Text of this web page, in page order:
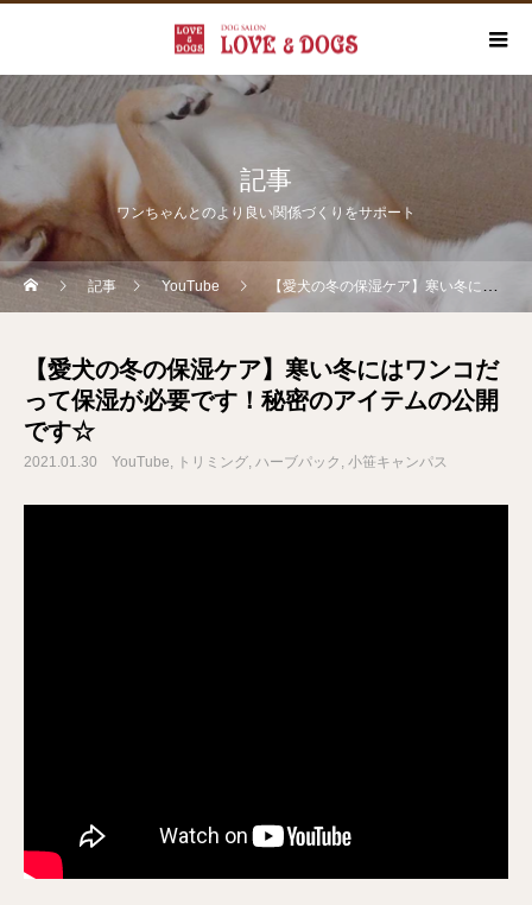
記事
ワンちゃんとのより良い関係づくりをサポート
記事 YouTube 【愛犬の冬の保湿ケア】寒い冬にはワンコだって保湿が必要です！秘密のアイテムの公開です☆
【愛犬の冬の保湿ケア】寒い冬にはワンコだ
って保湿が必要です！秘密のアイテムの公開
です☆
2021.01.30 YouTube トリミング ハーブパック 小笹キャンパス